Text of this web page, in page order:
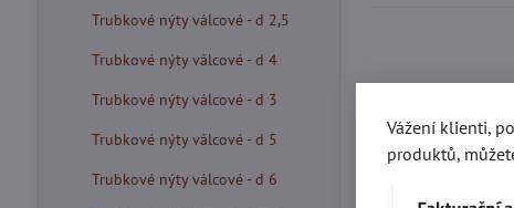
Trubkové nýty válcové - d 2,5
Trubkové nýty válcové - d 4
Trubkové nýty válcové - d 3
Trubkové nýty válcové - d 5
Trubkové nýty válcové - d 6
Vážení klienti,
produktů,